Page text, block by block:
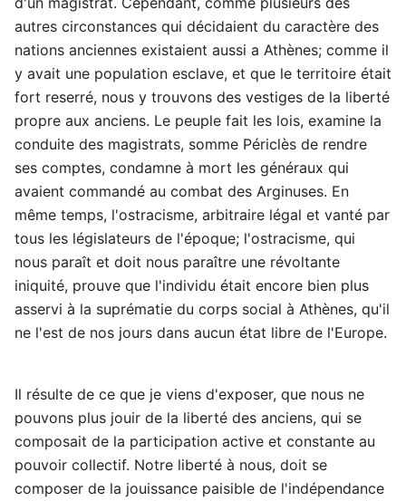
autres circonstances qui décidaient du caractère des
nations anciennes existaient aussi a Athènes; comme il
y avait une population esclave, et que le territoire était
fort reserré, nous y trouvons des vestiges de la liberté
propre aux anciens. Le peuple fait les lois, examine la
conduite des magistrats, somme Périclès de rendre
ses comptes, condamne à mort les généraux qui
avaient commandé au combat des Arginuses. En
même temps, l'ostracisme, arbitraire légal et vanté par
tous les législateurs de l'époque; l'ostracisme, qui
nous paraît et doit nous paraître une révoltante
iniquité, prouve que l'individu était encore bien plus
asservi à la suprématie du corps social à Athènes, qu'il
ne l'est de nos jours dans aucun état libre de l'Europe.
Il résulte de ce que je viens d'exposer, que nous ne
pouvons plus jouir de la liberté des anciens, qui se
composait de la participation active et constante au
pouvoir collectif. Notre liberté à nous, doit se
composer de la jouissance paisible de l'indépendance